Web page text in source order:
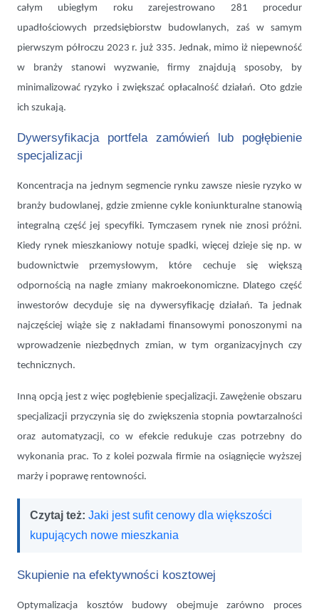
całym ubiegłym roku zarejestrowano 281 procedur
upadłościowych przedsiębiorstw budowlanych, zaś w samym
pierwszym półroczu 2023 r. już 335. Jednak, mimo iż niepewność
w branży stanowi wyzwanie, firmy znajdują sposoby, by
minimalizować ryzyko i zwiększać opłacalność działań. Oto gdzie
ich szukają.
Dywersyfikacja portfela zamówień lub pogłębienie
specjalizacji
Koncentracja na jednym segmencie rynku zawsze niesie ryzyko w
branży budowlanej, gdzie zmienne cykle koniunkturalne stanowią
integralną część jej specyfiki. Tymczasem rynek nie znosi próżni.
Kiedy rynek mieszkaniowy notuje spadki, więcej dzieje się np. w
budownictwie przemysłowym, które cechuje się większą
odpornością na nagłe zmiany makroekonomiczne. Dlatego część
inwestorów decyduje się na dywersyfikację działań. Ta jednak
najczęściej wiąże się z nakładami finansowymi ponoszonymi na
wprowadzenie niezbędnych zmian, w tym organizacyjnych czy
technicznych.
Inną opcją jest z więc pogłębienie specjalizacji. Zawężenie obszaru
specjalizacji przyczynia się do zwiększenia stopnia powtarzalności
oraz automatyzacji, co w efekcie redukuje czas potrzebny do
wykonania prac. To z kolei pozwala firmie na osiągnięcie wyższej
marży i poprawę rentowności.
Czytaj też: Jaki jest sufit cenowy dla większości
kupujących nowe mieszkania
Skupienie na efektywności kosztowej
Optymalizacja kosztów budowy obejmuje zarówno proces